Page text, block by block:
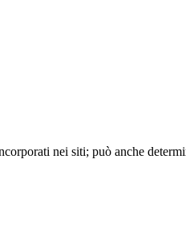
nei siti; può anche